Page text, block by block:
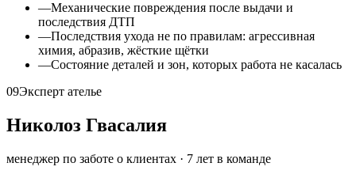
—Механические повреждения после выдачи и
последствия ДТП
—Последствия ухода не по правилам: агрессивная
химия, абразив, жёсткие щётки
—Состояние деталей и зон, которых работа не касалась
09Эксперт ателье
Николоз Гвасалия
менеджер по заботе о клиентах · 7 лет в команде